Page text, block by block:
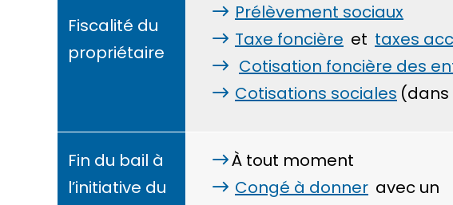
Fiscalité du
propriétaire
Prélèvement sociaux
Taxe foncière et taxes
Cotisation foncière des
Cotisations sociales
Fin du bail à
l’initiative du
À tout moment
Congé à donner avec un